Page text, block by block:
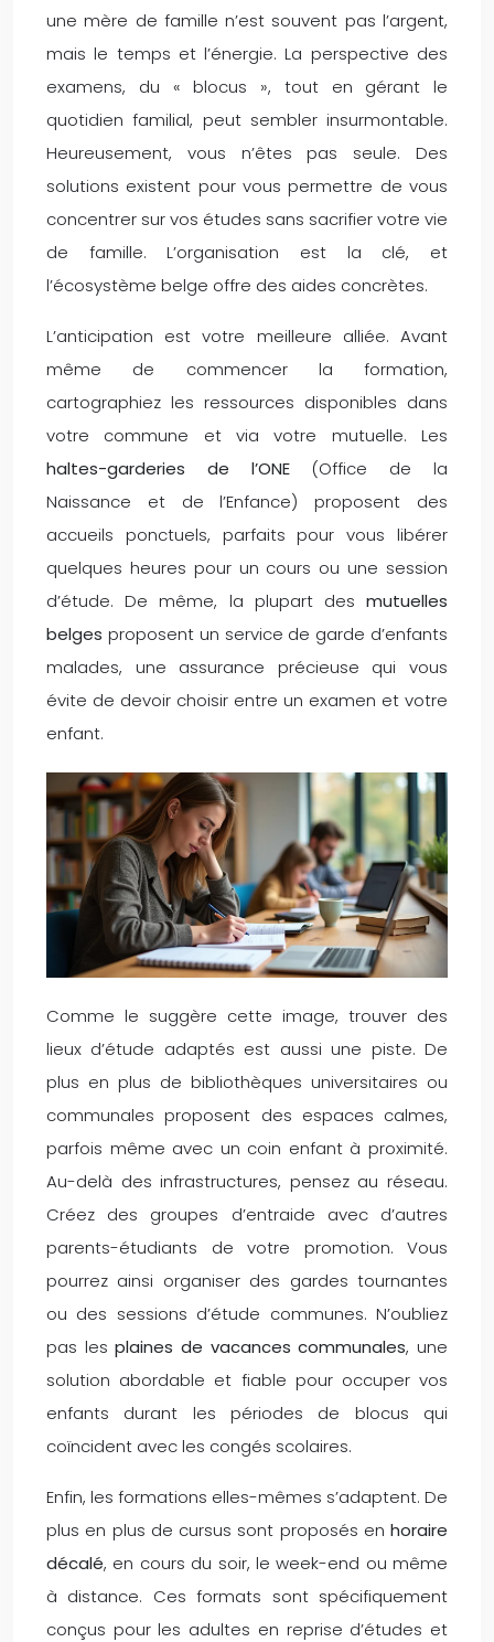
une mère de famille n’est souvent pas l’argent,
mais le temps et l’énergie. La perspective des
examens, du « blocus », tout en gérant le
quotidien familial, peut sembler insurmontable.
Heureusement, vous n’êtes pas seule. Des
solutions existent pour vous permettre de vous
concentrer sur vos études sans sacrifier votre vie
de famille. L’organisation est la clé, et
l’écosystème belge offre des aides concrètes.
L’anticipation est votre meilleure alliée. Avant
même de commencer la formation,
cartographiez les ressources disponibles dans
votre commune et via votre mutuelle. Les
haltes-garderies de l’ONE(Office de la
Naissance et de l’Enfance) proposent des
accueils ponctuels, parfaits pour vous libérer
quelques heures pour un cours ou une session
d’étude. De même, la plupart des mutuelles
belges proposent un service de garde d’enfants
malades, une assurance précieuse qui vous
évite de devoir choisir entre un examen et votre
enfant.
Comme le suggère cette image, trouver des
lieux d’étude adaptés est aussi une piste. De
plus en plus de bibliothèques universitaires ou
communales proposent des espaces calmes,
parfois même avec un coin enfant à proximité.
Au-delà des infrastructures, pensez au réseau.
Créez des groupes d’entraide avec d’autres
parents-étudiants de votre promotion. Vous
pourrez ainsi organiser des gardes tournantes
ou des sessions d’étude communes. N’oubliez
pas lesplaines de vacances communales, une
solution abordable et fiable pour occuper vos
enfants durant les périodes de blocus qui
coïncident avec les congés scolaires.
Enfin, les formations elles-mêmes s’adaptent. De
plus en plus de cursus sont proposés en horaire
décalé, en cours du soir, le week-end ou même
à distance. Ces formats sont spécifiquement
conçus pour les adultes en reprise d’études et